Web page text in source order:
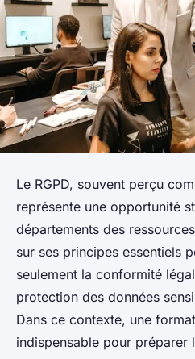
Le RGPD, souvent perçu
représente une opportunité
départements des
sur ses principes essentiels
seulement la conformité
protection des données
Dans ce contexte, une
indispensable pour préparer